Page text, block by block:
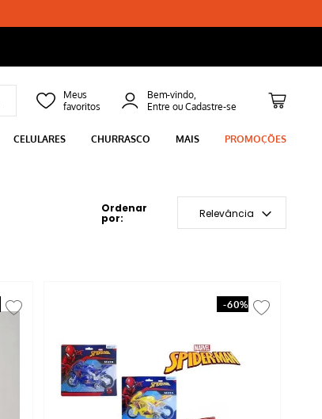
Bem-vindo,
CELULARES CHURRASCO MAIS PROMOÇÕES
Relevância
-60%